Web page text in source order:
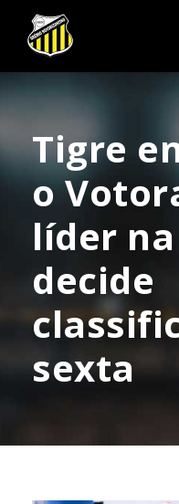
Tigre
o
líder
decide
sexta